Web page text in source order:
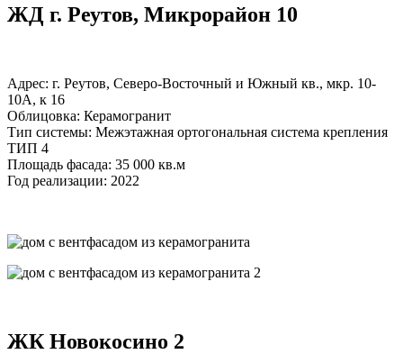
ЖД г. Реутов, Микрорайон 10
Адрес: г. Реутов, Северо-Восточный и Южный кв., мкр. 10-
10А, к 16
Облицовка: Керамогранит
Тип системы: Межэтажная ортогональная система крепления
ТИП 4
Площадь фасада: 35 000 кв.м
Год реализации: 2022
ЖК Новокосино 2